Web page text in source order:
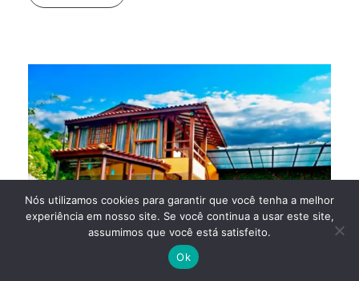
Nós utilizamos cookies para garantir que você tenha a melhor
experiência em nosso site. Se você continua a usar este site,
assumimos que você está satisfeito.
Ok